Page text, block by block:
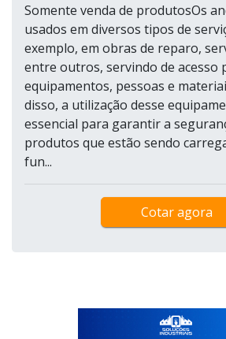
Somente venda de produtosOs
usados em diversos tipos de
exemplo, em obras de reparo,
entre outros, servindo de acesso
equipamentos, pessoas e
disso, a utilização desse
essencial para garantir a
produtos que estão sendo
fun...
Cotar agora